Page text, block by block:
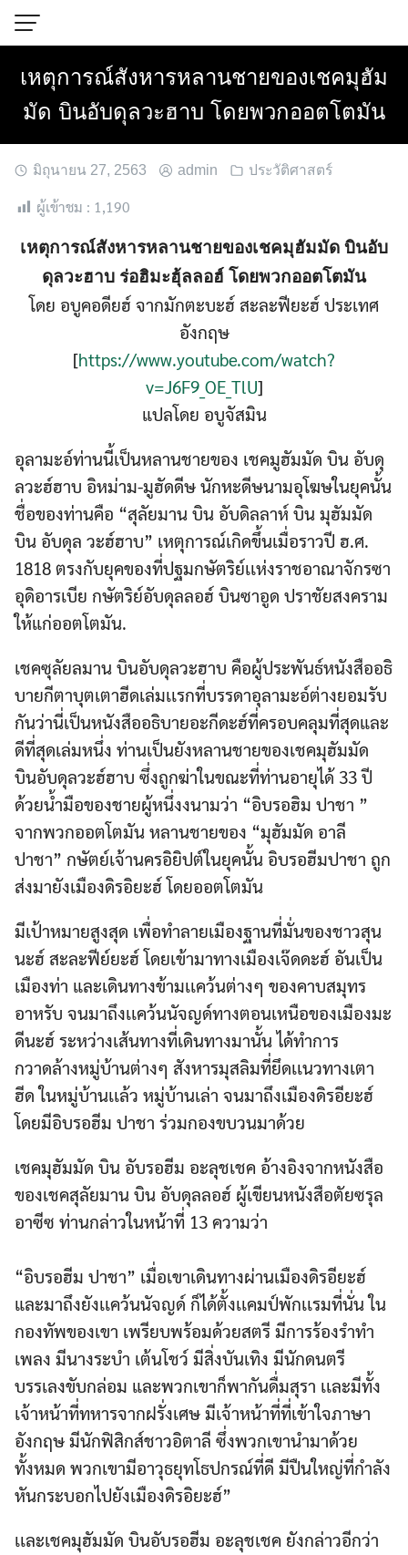
Skip
to
content
เหตุการณ์สังหารหลานชายของเชคมุฮัม
มัด บินอับดุลวะฮาบ โดยพวกออตโตมัน
มิถุนายน 27, 2563 admin ประวัติศาสตร์
ผู้เข้าชม : 1,190
เหตุการณ์สังหารหลานชายของเชคมุฮัมมัด บินอับ
ดุลวะฮาบ ร่อฮิมะฮุ้ลลอฮ์ โดยพวกออตโตมัน
โดย อบูคอดียฮ์ จากมักตะบะฮ์ สะละฟียะฮ์ ประเทศ
อังกฤษ
[https://www.youtube.com/watch?
v=J6F9_OE_TlU]
แปลโดย อบูจัสมิน
อุลามะอ์ท่านนี้เป็นหลานชายของ เชคมูฮัมมัด บิน อับดุ
ลวะฮ์ฮาบ อิหม่าม-มูฮัดดีษ นักหะดีษนามอุโฆษในยุคนั้น
ชื่อของท่านคือ “สุลัยมาน บิน อับดิลลาห์ บิน มุฮัมมัด
บิน อับดุล วะฮ์ฮาบ” เหตุการณ์เกิดขึ้นเมื่อราวปี ฮ.ศ.
1818 ตรงกับยุคของที่ปฐมกษัตริย์เเห่งราชอาณาจักรซา
อุดิอารเบีย กษัตริย์อับดุลลอฮ์ บินซาอูด ปราชัยสงคราม
ให้แก่ออตโตมัน.
เชคซุลัยลมาน บินอับดุลวะฮาบ คือผู้ประพันธ์หนังสืออธิ
บายกีตาบุตเตาฮีดเล่มเเรกที่บรรดาอุลามะอ์ต่างยอมรับ
กันว่านี่เป็นหนังสืออธิบายอะกีดะฮ์ที่ครอบคลุมที่สุดและ
ดีที่สุดเล่มหนึ่ง ท่านเป็นยังหลานชายของเชคมุฮัมมัด
บินอับดุลวะฮ์ฮาบ ซึ่งถูกฆ่าในขณะที่ท่านอายุได้ 33 ปี
ด้วยน้ำมือของชายผู้หนึ่งงนามว่า “อิบรอฮิม ปาชา ”
จากพวกออตโตมัน หลานชายของ “มุฮัมมัด อาลี
ปาชา” กษัตย์เจ้านครอิยิปต์ในยุคนั้น อิบรอฮีมปาชา ถูก
ส่งมายังเมืองดิรอิยะฮ์ โดยออตโตมัน
มีเป้าหมายสูงสุด เพื่อทำลายเมืองฐานที่มั่นของชาวสุน
นะฮ์ สะละฟีย์ยะฮ์ โดยเข้ามาทางเมืองเจ๊ดดะฮ์ อันเป็น
เมืองท่า และเดินทางข้ามเเคว้นต่างๆ ของคาบสมุทร
อาหรับ จนมาถึงเเคว้นนัจญด์ทางตอนเหนือของเมืองมะ
ดีนะฮ์ ระหว่างเส้นทางที่เดินทางมานั้น ได้ทำการ
กวาดล้างหมู่บ้านต่างๆ สังหารมุสลิมที่ยึดเเนวทางเตา
ฮีด ในหมู่บ้านเเล้ว หมู่บ้านเล่า จนมาถึงเมืองดิรอียะฮ์
โดยมีอิบรอฮีม ปาชา ร่วมกองขบวนมาด้วย
เชคมุฮัมมัด บิน อับรอฮีม อะลุชเชค อ้างอิงจากหนังสือ
ของเชคสุลัยมาน บิน อับดุลลอฮ์ ผู้เขียนหนังสือตัยซรุล
อาซีซ ท่านกล่าวในหน้าที่ 13 ความว่า
“อิบรอฮีม ปาชา” เมื่อเขาเดินทางผ่านเมืองดิรอียะฮ์
และมาถึงยังเเคว้นนัจญด์ ก็ได้ตั้งเเคมป์พักเเรมที่นั่น ใน
กองทัพของเขา เพรียบพร้อมด้วยสตรี มีการร้องรำทำ
เพลง มีนางระบำ เต้นโชว์ มีสิ่งบันเทิง มีนักดนตรี
บรรเลงขับกล่อม และพวกเขาก็พากันดื่มสุรา เเละมีทั้ง
เจ้าหน้าที่ทหารจากฝรั่งเศษ มีเจ้าหน้าที่ที่เข้าใจภาษา
อังกฤษ มีนักฟิสิกส์ชาวอิตาลี ซึ่งพวกเขานำมาด้วย
ทั้งหมด พวกเขามีอาวุธยุทโธปกรณ์ที่ดี มีปืนใหญ่ที่กำลัง
หันกระบอกไปยังเมืองดิรอิยะฮ์”
เเละเชคมุฮัมมัด บินอับรอฮีม อะลุชเชค ยังกล่าวอีกว่า